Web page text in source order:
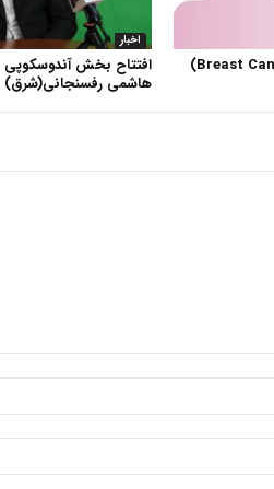
اخبار
افتتاح بخش آندوسکوپی
هاشمی رفسنجانی(شرق)